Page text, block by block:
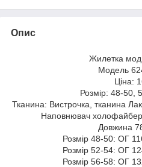
Опис
Жилетка
Модель
Ціна:
Розмір: 48-50,
Тканина: Вистрочка, тканина
Наповнювач
Довжина
Розмір 48-50: ОГ
Розмір 52-54: ОГ
Розмір 56-58: ОГ